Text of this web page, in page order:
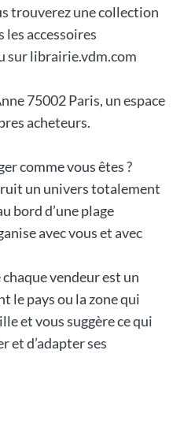
trouverez une collection
les accessoires
sur librairie.vdm.com
75002 Paris, un espace
acheteurs.
comme vous êtes ?
un univers totalement
bord d’une plage
avec vous et avec
vendeur est un
le pays ou la zone qui
et vous suggère ce qui
et d’adapter ses